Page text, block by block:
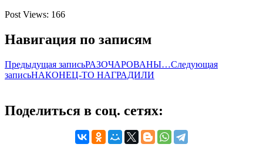
Post Views: 166
Навигация по записям
Предыдущая записьРАЗОЧАРОВАНЫ…Следующая
записьНАКОНЕЦ-ТО НАГРАДИЛИ
Поделиться в соц. сетях: